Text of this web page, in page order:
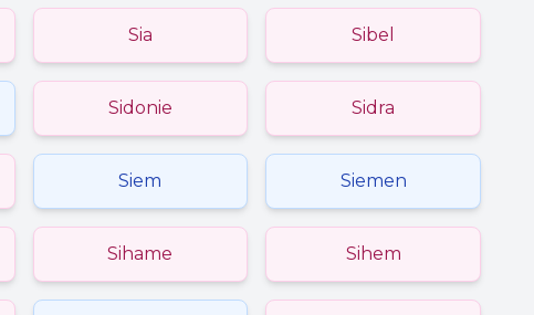
Sia Sibel
Sidonie Sidra
Siem Siemen
Sihame Sihem